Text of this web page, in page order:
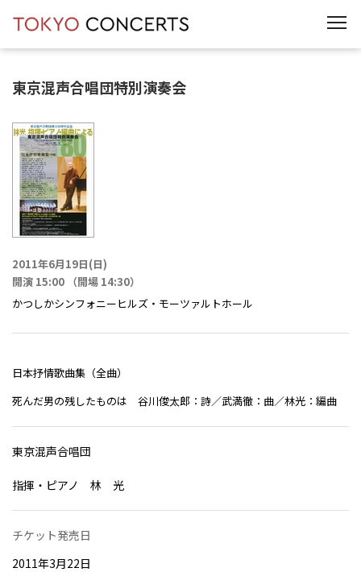
t
o
東京混声合唱団特別演奏会
2011年6月19日(日)
開演 15:00 （開場 14:30）
かつしかシンフォニーヒルズ・モーツァルトホール
日本抒情歌曲集（全曲）
死んだ男の残したものは 谷川俊太郎：詩／武満徹：曲／林光：編曲
東京混声合唱団
指揮・ピアノ 林 光
チケット発売日
2011年3月22日